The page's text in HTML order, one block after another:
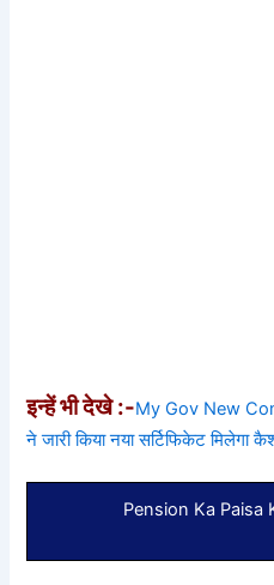
इन्हें भी देखे :-My Gov New
ने जारी किया नया सर्टिफिकेट मिलेगा
Pension Ka Paisa